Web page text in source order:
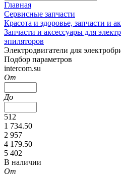
Главная
Сервисные запчасти
Красота и здоровье, запчасти и
Запчасти и аксессуары для
эпиляторов
Электродвигатели для
Подбор параметров
intercom.su
От
До
512
1 734.50
2 957
4 179.50
5 402
В наличии
От